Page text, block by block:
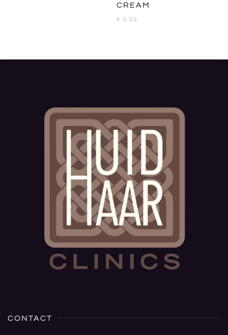
CREAM
€ 0,00
CONTACT